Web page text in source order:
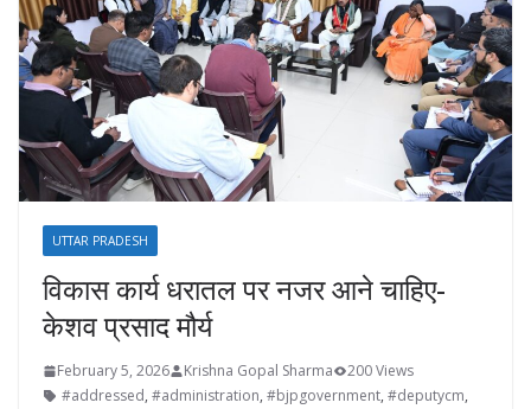
UTTAR PRADESH
विकास कार्य धरातल पर नजर आने चाहिए-
केशव प्रसाद मौर्य
February 5, 2026 Krishna Gopal Sharma
200 Views
#addressed, #administration, #bjpgovernment, #deputycm,